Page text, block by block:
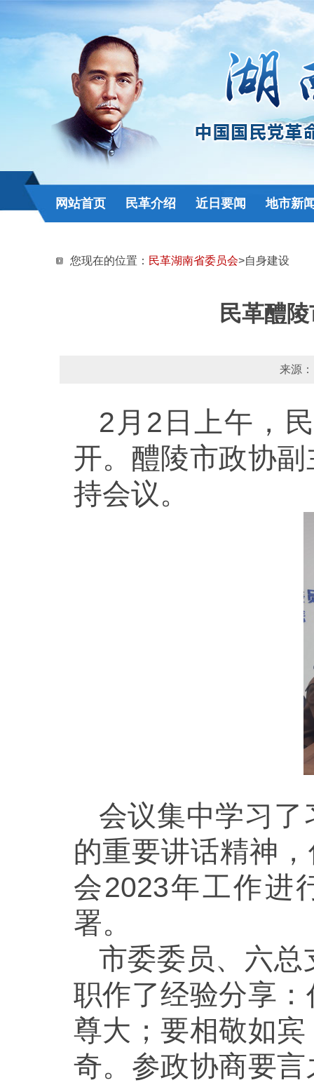
网站首页 民革介绍 近日要闻 地市新
您现在的位置： 民革湖南省委员会>自身建设
民革醴
来源
2月2日上午，
开。醴陵市政协
持会议。
会议集中学习
的重要讲话精神
会2023年工作进
署。
市委委员、六
职作了经验分享
尊大；要相敬如
奇。参政协商要